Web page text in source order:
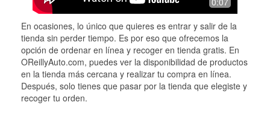
En ocasiones, lo único que quieres es entrar y salir de la
tienda sin perder tiempo. Es por eso que ofrecemos la
opción de ordenar en línea y recoger en tienda gratis. En
OReillyAuto.com, puedes ver la disponibilidad de productos
en la tienda más cercana y realizar tu compra en línea.
Después, solo tienes que pasar por la tienda que elegiste y
recoger tu orden.